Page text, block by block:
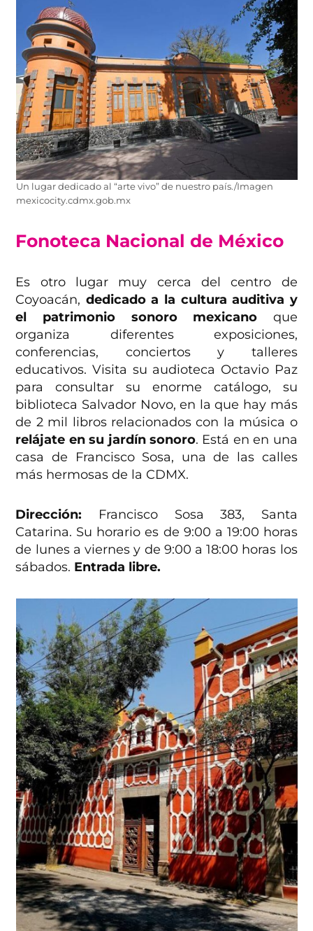
Un lugar dedicado al “arte vivo” de nuestro país./Imagen
mexicocity.cdmx.gob.mx
Fonoteca Nacional de México
Es otro lugar muy cerca del centro de
Coyoacán, dedicado a la cultura auditiva y
el patrimonio sonoro mexicano que
organiza diferentes exposiciones,
conferencias, conciertos y talleres
educativos. Visita su audioteca Octavio Paz
para consultar su enorme catálogo, su
biblioteca Salvador Novo, en la que hay más
de 2 mil libros relacionados con la música o
relájate en su jardín sonoro. Está en en una
casa de Francisco Sosa, una de las calles
más hermosas de la CDMX.
Dirección: Francisco Sosa 383, Santa
Catarina. Su horario es de 9:00 a 19:00 horas
de lunes a viernes y de 9:00 a 18:00 horas los
sábados. Entrada libre.